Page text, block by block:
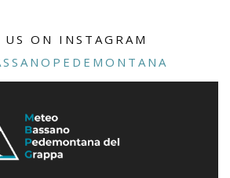
US ON INSTAGRAM